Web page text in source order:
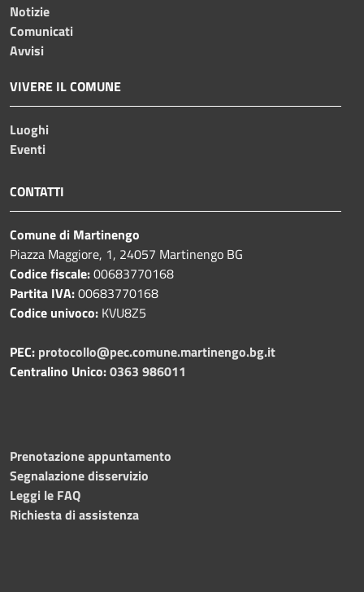
Notizie
Comunicati
Avvisi
VIVERE IL COMUNE
Luoghi
Eventi
CONTATTI
Comune di Martinengo
Piazza Maggiore, 1, 24057 Martinengo BG
Codice fiscale:00683770168
Partita IVA:00683770168
Codice univoco: KVU8Z5
PEC: protocollo@pec.comune.martinengo.bg.it
Centralino Unico:0363 986011
Prenotazione appuntamento
Segnalazione disservizio
Leggi le FAQ
Richiesta di assistenza